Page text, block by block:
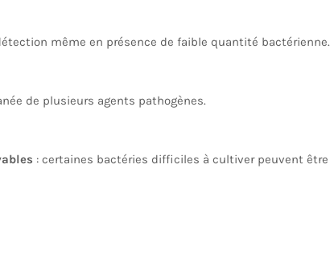
même en présence de faible quantité bactérienne.
de plusieurs agents pathogènes.
: certaines bactéries difficiles à cultiver peuvent être